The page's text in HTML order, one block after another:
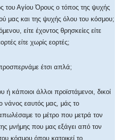
του Αγίου Όρους ο τόπος της ψυχής
μας και της ψυχής όλου του κόσμου;
είτε έχοντος θρησκείες είτε
είτε χωρίς εορτές;
έτσι απλά;
κάποιοι άλλοι προϊστάμενοι, δικοί
ο νάνος εαυτός μας, μάς το
το μέτρο που μετρά τον
μνήμης που μας εξάγει από τον
κόσμου όπου κατοικεί το